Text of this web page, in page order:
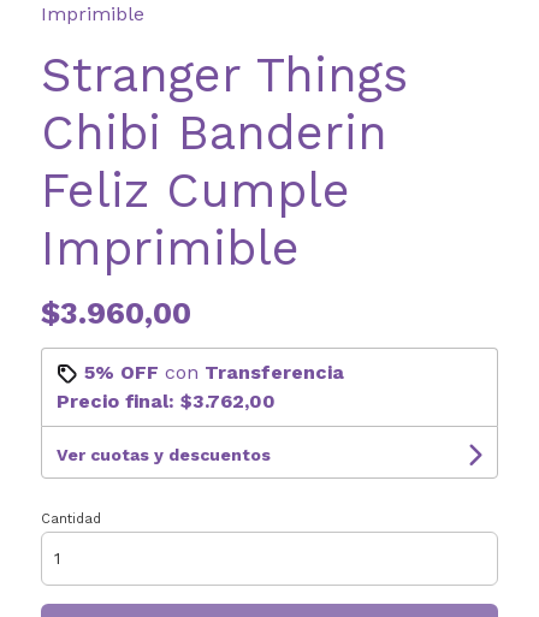
Imprimible
Stranger Things
Chibi Banderin
Feliz Cumple
Imprimible
$3.960,00
5% OFF con Transferencia
Precio final: $3.762,00
Ver cuotas y descuentos
Cantidad